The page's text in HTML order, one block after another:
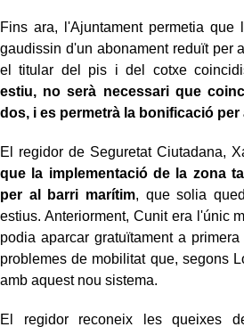
Fins ara, l'Ajuntament permetia que
gaudissin d'un abonament reduït per
el titular del pis i del cotxe
estiu, no serà necessari que
dos, i es permetrà la bonificació
El regidor de Seguretat Ciutadana,
que la implementació de la zona
per al barri marítim, que solia
estius. Anteriorment, Cunit era l'únic
podia aparcar gratuïtament a
problemes de mobilitat que, segons
amb aquest nou sistema.
El regidor reconeix les queixes